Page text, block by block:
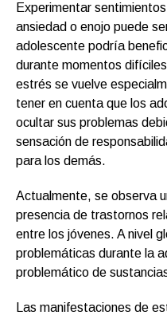
Experimentar
ansiedad o enojo puede
adolescente podría
durante momentos
estrés se vuelve
tener en cuenta que los
ocultar sus problemas
sensación de
para los demás.
Actualmente, se observa
presencia de trastornos
entre los jóvenes. A nivel
problemáticas durante la
problemático de
Las manifestaciones de